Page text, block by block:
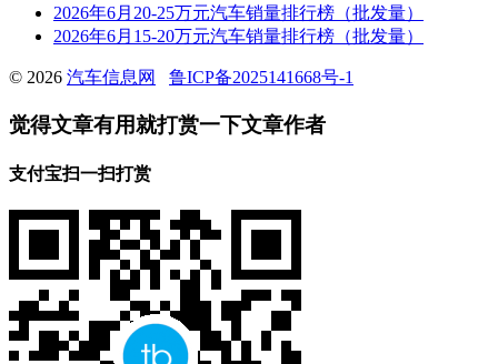
2026年6月20-25万元汽车销量排行榜（批发量）
2026年6月15-20万元汽车销量排行榜（批发量）
© 2026 汽车信息网 鲁ICP备2025141668号-1
觉得文章有用就打赏一下文章作者
支付宝扫一扫打赏